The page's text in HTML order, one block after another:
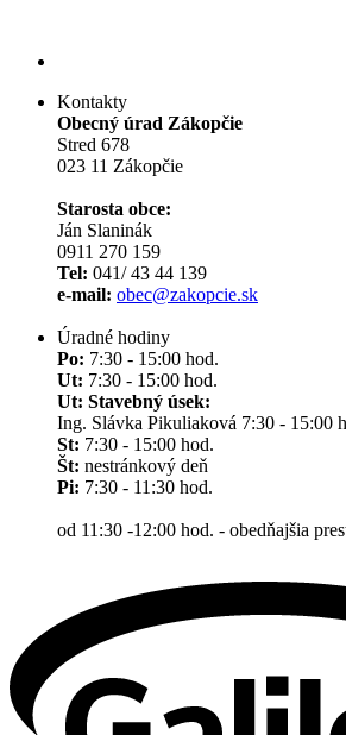
Kontakty
Obecný úrad Zákopčie
Stred 678
023 11 Zákopčie
Starosta obce:
Ján Slaninák
0911 270 159
Tel: 041/ 43 44 139
e-mail: obec@zakopcie.sk
Úradné hodiny
Po: 7:30 - 15:00 hod.
Ut: 7:30 - 15:00 hod.
Ut: Stavebný úsek:
Ing. Slávka Pikuliaková 7:30 - 15:00
St: 7:30 - 15:00 hod.
Št: nestránkový deň
Pi: 7:30 - 11:30 hod.
od 11:30 -12:00 hod. - obedňajšia